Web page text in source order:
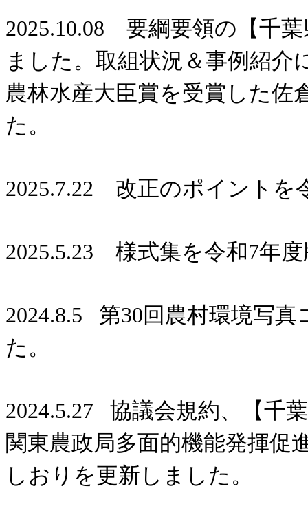
2025.10.08 要綱要領の【千
ました。取組状況＆事例紹
農林水産大臣賞を受賞した佐
た。
2025.7.22 改正のポイントを
2025.5.23 様式集を令和7年
2024.8.5 第30回農村環境写
た。
2024.5.27 協議会規約、【千
関東農政局多面的機能発揮促
しおりを更新しました。